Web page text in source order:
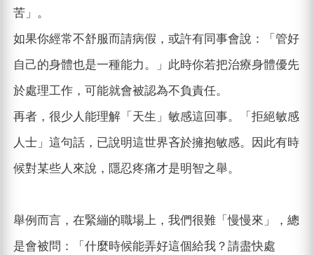
苦」。
如果你經常不舒服而請病假，或許有同事會說：「管好
自己的身體也是一種能力。」此時你若把治療身體優先
於處理工作，可能就會被認為不負責任。
再者，很少人能理解「天生」敏感這回事。「拒絕敏感
人士」這句話，已說明這世界吝於擁抱敏感。因此有時
候對某些人來說，隱忍疼痛才是明智之舉。
舉例而言，在緊繃的職場上，我們很難「慢慢來」，總
是會被問：「什麼時候能弄好這個給我？請盡快處